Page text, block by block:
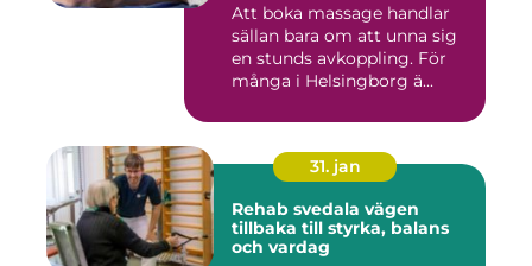
Att boka massage handlar
sällan bara om att unna sig
en stunds avkoppling. För
många i Helsingborg ä...
31. jan
Rehab svedala vägen
tillbaka till styrka, balans
och vardag